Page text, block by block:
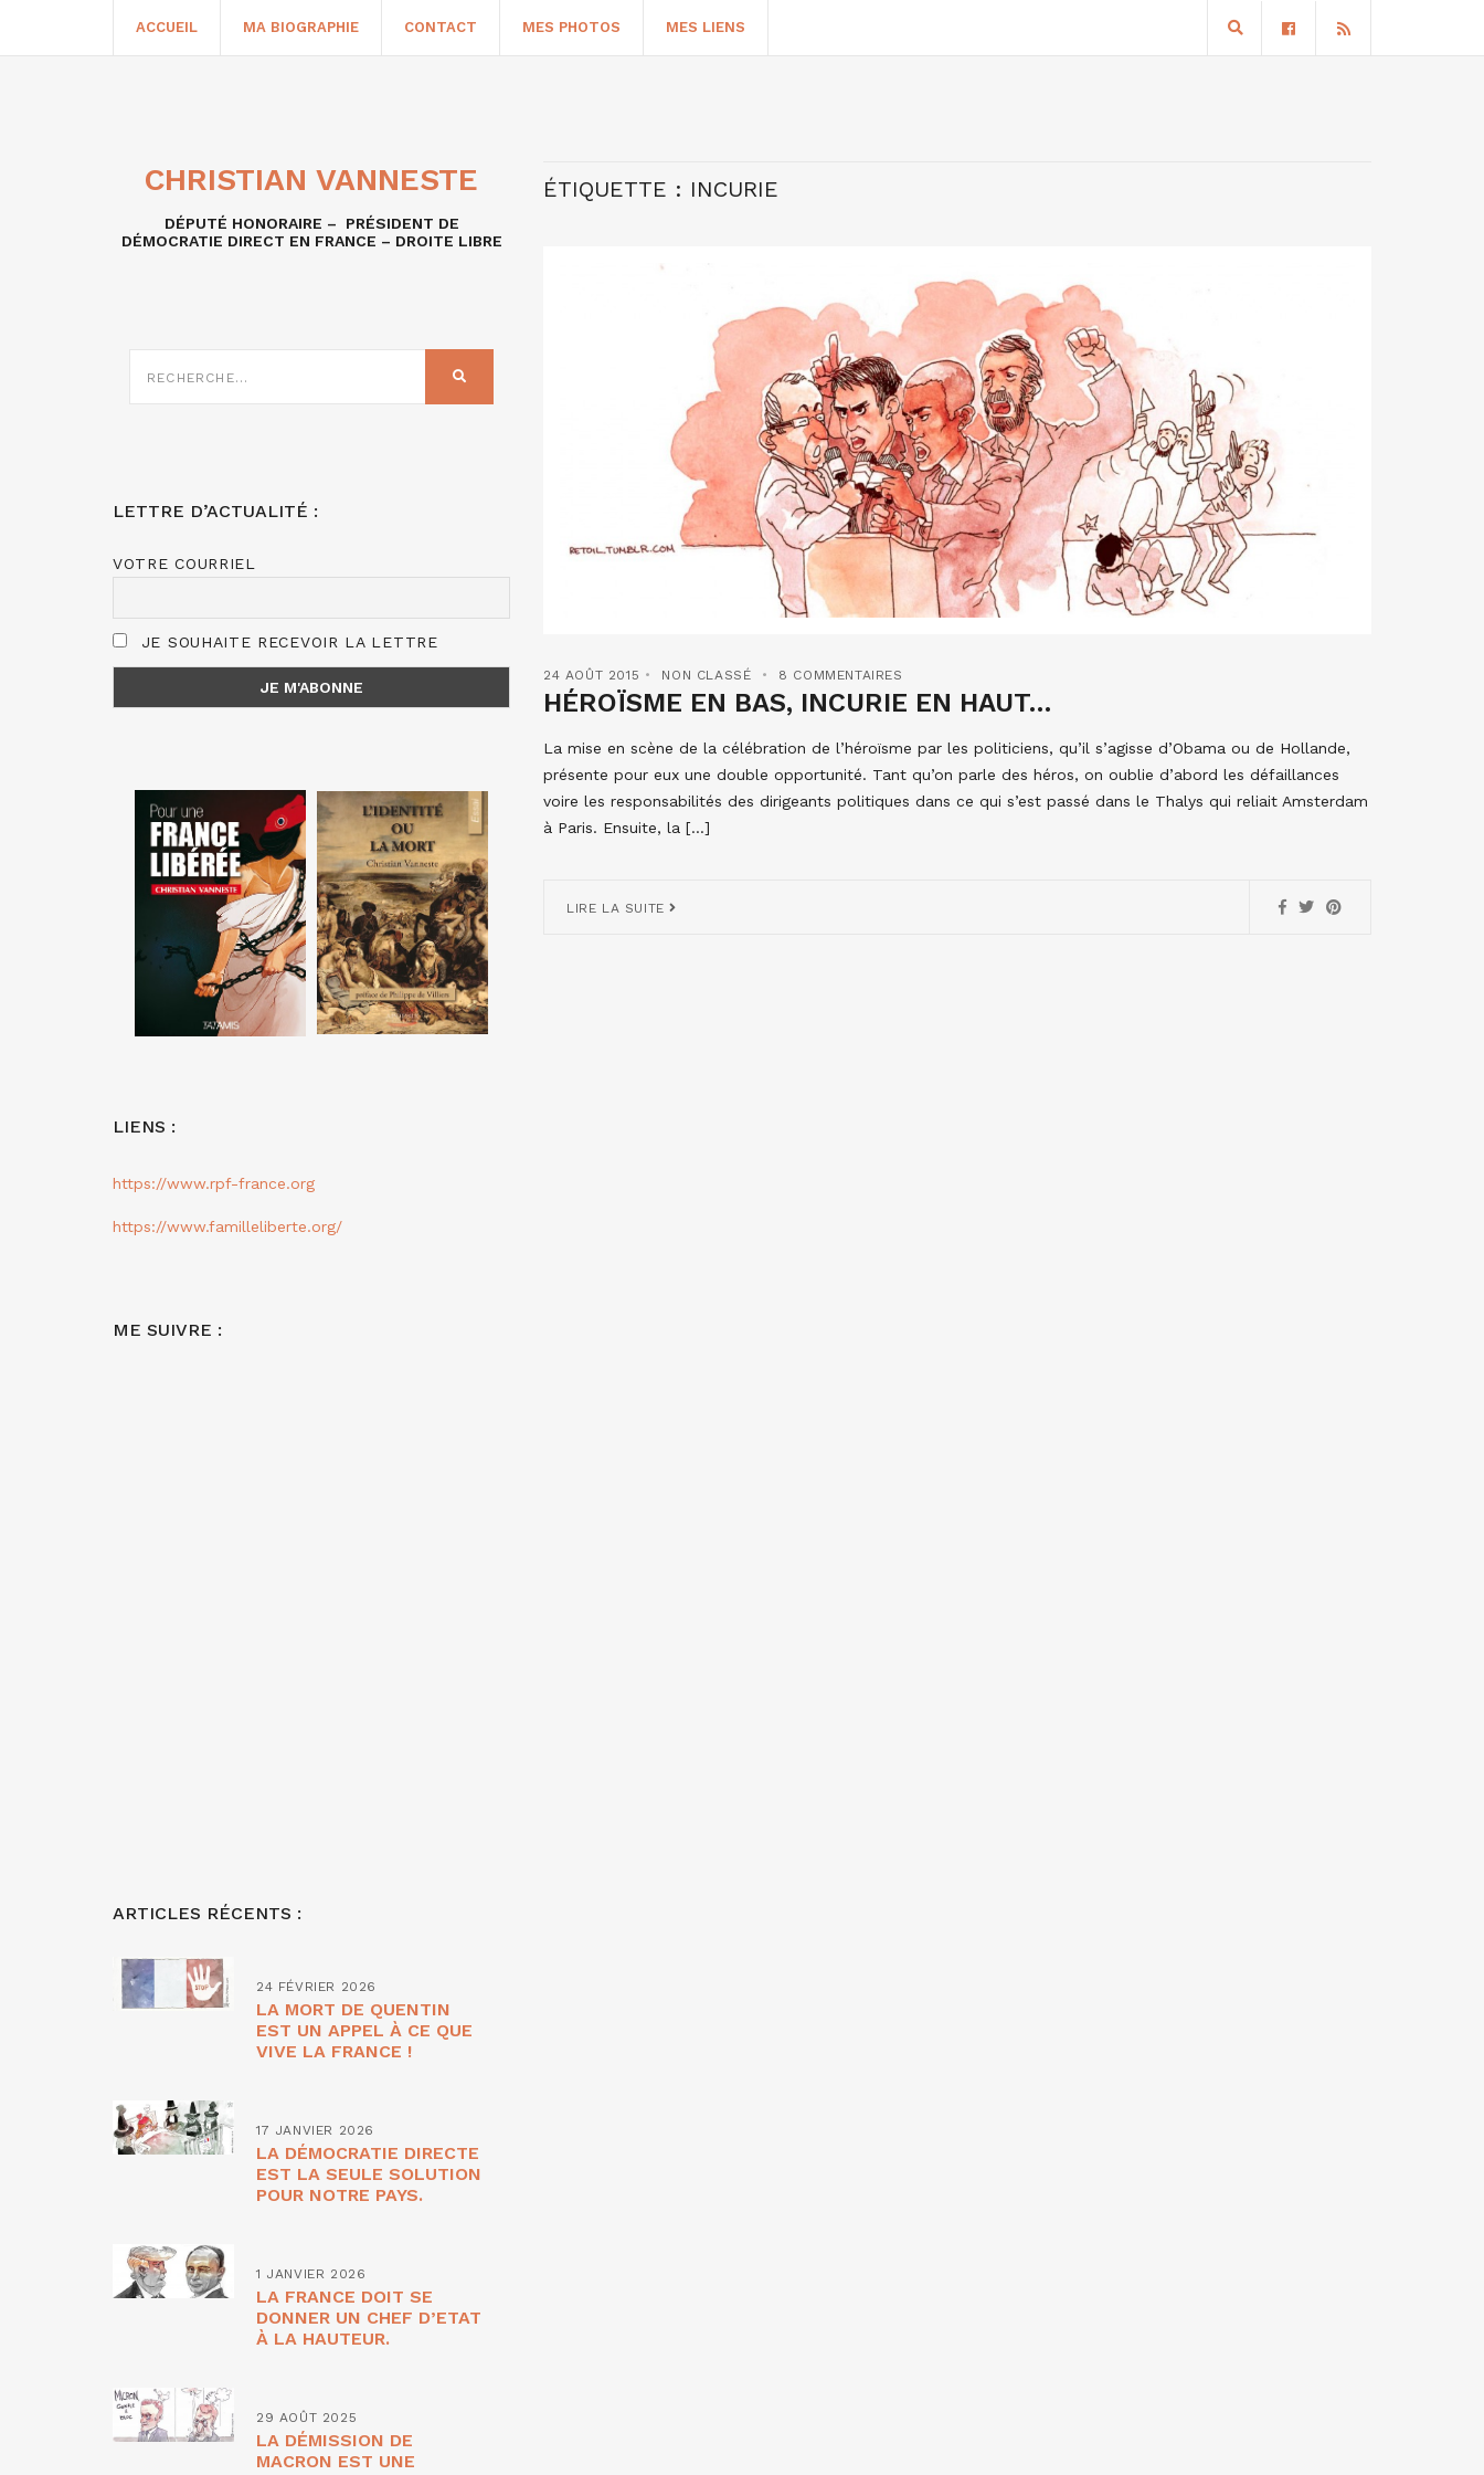
ACCUEIL MA BIOGRAPHIE CONTACT MES PHOTOS MES LIENS
ÉTIQUETTE : INCURIE
24 AOÛT 2015 NON CLASSÉ 8 COMMENTAIRES
HÉROÏSME EN BAS, INCURIE EN HAUT…
La mise en scène de la célébration de l’héroïsme par les politiciens, qu’il s’agisse d’Obama ou de Hollande,
présente pour eux une double opportunité. Tant qu’on parle des héros, on oublie d’abord les défaillances
voire les responsabilités des dirigeants politiques dans ce qui s’est passé dans le Thalys qui reliait Amsterdam
à Paris. Ensuite, la […]
LIRE LA SUITE
CHRISTIAN VANNESTE
DÉPUTÉ HONORAIRE – PRÉSIDENT DE
DÉMOCRATIE DIRECT EN FRANCE – DROITE LIBRE
SUR
LETTRE D’ACTUALITÉ :
VOTRE COURRIEL
JE SOUHAITE RECEVOIR LA LETTRE
LIENS :
https://www.rpf-france.org
https://www.familleliberte.org/
ME SUIVRE :
ARTICLES RÉCENTS :
24 FÉVRIER 2026
LA MORT DE QUENTIN
EST UN APPEL À CE QUE
VIVE LA FRANCE !
17 JANVIER 2026
LA DÉMOCRATIE DIRECTE
EST LA SEULE SOLUTION
POUR NOTRE PAYS.
1 JANVIER 2026
LA FRANCE DOIT SE
DONNER UN CHEF D’ETAT
À LA HAUTEUR.
29 AOÛT 2025
LA DÉMISSION DE
MACRON EST UNE